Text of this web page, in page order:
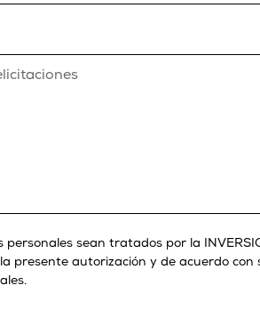
sean tratados por la
presente autorización y de acuerdo con